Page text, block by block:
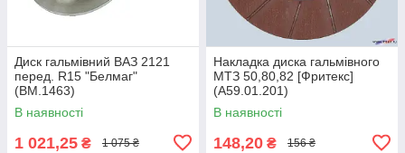
Диск гальмівний ВАЗ 2121
перед. R15 "Белмаг"
(BM.1463)
В наявності
1 021,25 ₴ 1 075 ₴
Накладка диска гальмівного
МТЗ 50,80,82 [Фритекс]
(А59.01.201)
В наявності
148,20 ₴ 156 ₴